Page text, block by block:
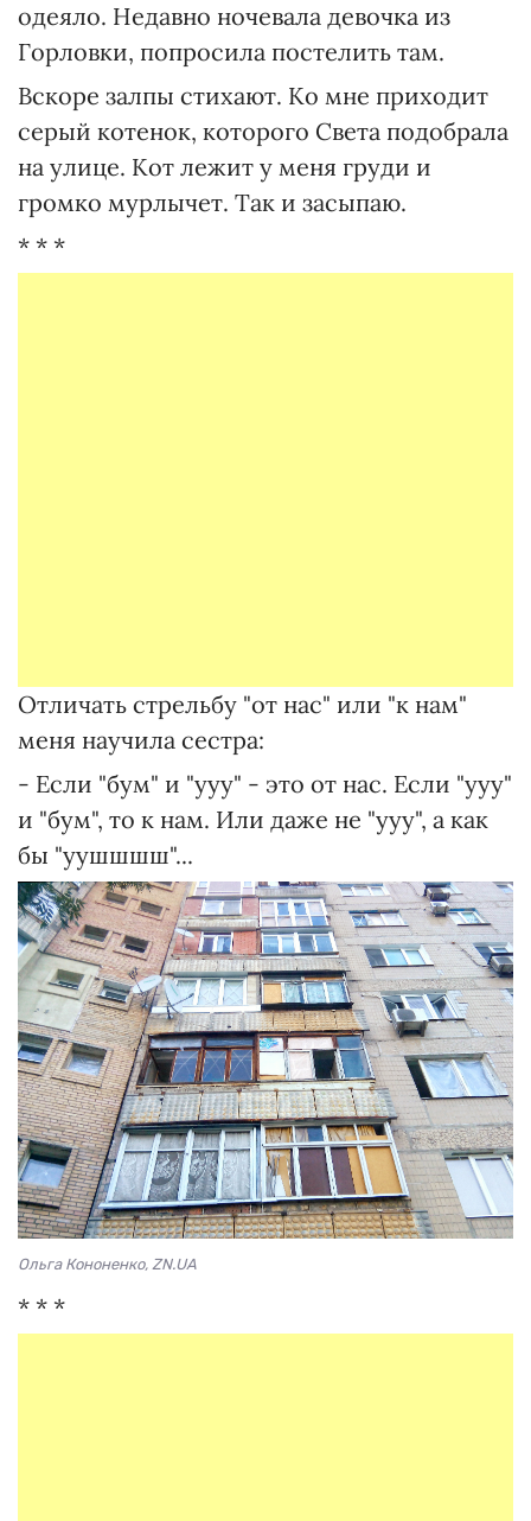
одеяло. Недавно ночевала девочка из
Горловки, попросила постелить там.
Вскоре залпы стихают. Ко мне приходит
серый котенок, которого Света подобрала
на улице. Кот лежит у меня груди и
громко мурлычет. Так и засыпаю.
* * *
Отличать стрельбу "от нас" или "к нам"
меня научила сестра:
- Если "бум" и "ууу" - это от нас. Если "ууу"
и "бум", то к нам. Или даже не "ууу", а как
бы "уушшшш"...
Ольга Кононенко, ZN.UA
* * *